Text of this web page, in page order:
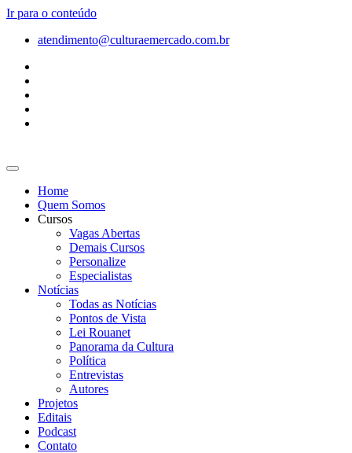
Ir para o conteúdo
atendimento@culturaemercado.com.br
Home
Quem Somos
Cursos
Vagas Abertas
Demais Cursos
Personalize
Especialistas
Notícias
Todas as Notícias
Pontos de Vista
Lei Rouanet
Panorama da Cultura
Política
Entrevistas
Autores
Projetos
Editais
Podcast
Contato